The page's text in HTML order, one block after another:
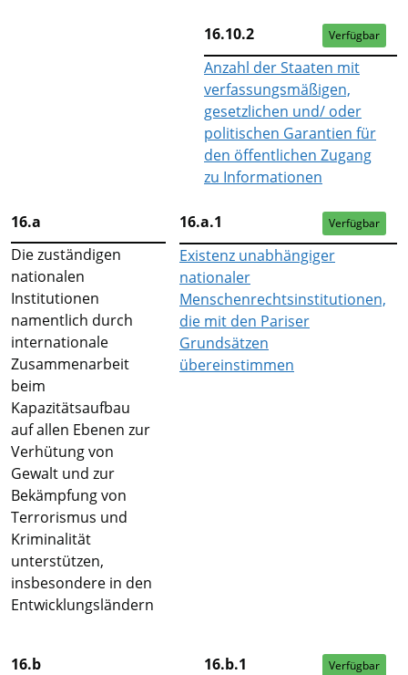
16.10.2 Verfügbar
Anzahl der Staaten mit
verfassungsmäßigen,
gesetzlichen und/ oder
politischen Garantien für
den öffentlichen Zugang
zu Informationen
16.a
Die zuständigen
nationalen
Institutionen
namentlich durch
internationale
Zusammenarbeit
beim
Kapazitätsaufbau
auf allen Ebenen zur
Verhütung von
Gewalt und zur
Bekämpfung von
Terrorismus und
Kriminalität
unterstützen,
insbesondere in den
Entwicklungsländern
16.a.1 Verfügbar
Existenz unabhängiger
nationaler
Menschenrechtsinstitutionen,
die mit den Pariser
Grundsätzen
übereinstimmen
16.b 16.b.1 Verfügbar